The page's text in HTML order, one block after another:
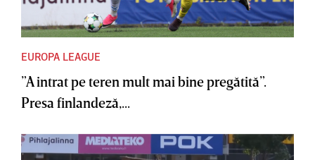
EUROPA LEAGUE
”A intrat pe teren mult mai bine pregătită”.
Presa finlandeză,...